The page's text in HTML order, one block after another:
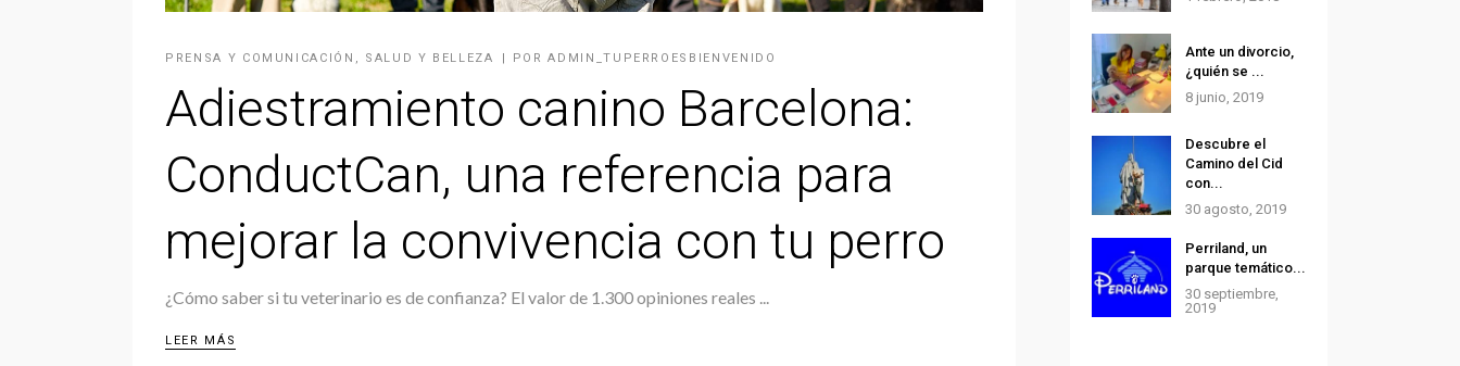
PRENSA Y COMUNICACIÓN , SALUD Y BELLEZA PORADMIN_TUPERROESBIENVENIDO
Adiestramiento canino Barcelona:
ConductCan, una referencia para
mejorar la convivencia con tu perro
¿Cómo saber si tu veterinario es de confianza? El valor de 1.300 opiniones reales
LEER MÁS
Ante un divorcio,
¿quién se ...
8 junio, 2019
Descubre el
Camino del Cid
con...
30 agosto, 2019
Perriland, un
parque temático...
30 septiembre,
2019